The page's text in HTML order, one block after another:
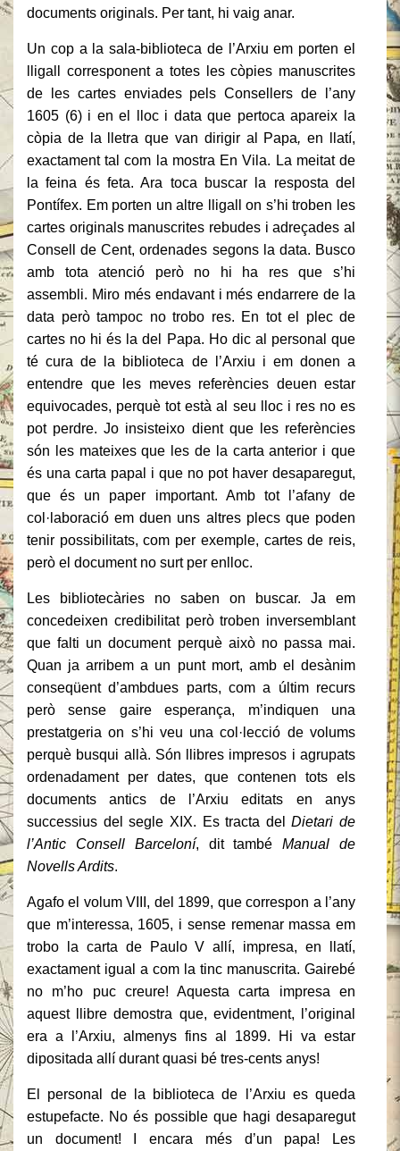
documents originals. Per tant, hi vaig anar.
Un cop a la sala-biblioteca de l’Arxiu em porten el
lligall corresponent a totes les còpies manuscrites
de les cartes enviades pels Consellers de l’any
1605 (6) i en el lloc i data que pertoca apareix la
còpia de la lletra que van dirigir al Papa,en llatí,
exactament tal com la mostra En Vila. La meitat de
la feina és feta. Ara toca buscar la resposta del
Pontífex. Em porten un altre lligall on s’hi troben les
cartes originals manuscrites rebudes i adreçades al
Consell de Cent, ordenades segons la data. Busco
amb tota atenció però no hi ha res que s’hi
assembli. Miro més endavant i més endarrere de la
data però tampoc no trobo res. En tot el plec de
cartes no hi és la del Papa. Ho dic al personal que
té cura de la biblioteca de l’Arxiu i em donen a
entendre que les meves referències deuen estar
equivocades, perquè tot està al seu lloc i res no es
pot perdre. Jo insisteixo dient que les referències
són les mateixes que les de la carta anterior i que
és una carta papal i que no pot haver desaparegut,
que és un paper important. Amb tot l’afany de
col·laboració em duen uns altres plecs que poden
tenir possibilitats, com per exemple, cartes de reis,
però el document no surt per enlloc.
Les bibliotecàries no saben on buscar. Ja em
concedeixen credibilitat però troben inversemblant
que falti un document perquè això no passa mai.
Quan ja arribem a un punt mort, amb el desànim
conseqüent d’ambdues parts, com a últim recurs
però sense gaire esperança, m’indiquen una
prestatgeria on s’hi veu una col·lecció de volums
perquè busqui allà. Són llibres impresos i agrupats
ordenadament per dates, que contenen tots els
documents antics de l’Arxiu editats en anys
successius del segle XIX. Es tracta delDietari de
l’Antic Consell Barceloní, dit tambéManual de
Novells Ardits.
Agafo el volum VIII, del 1899, que correspon a l’any
que m’interessa, 1605, i sense remenar massa em
trobo la carta de Paulo V allí, impresa, en llatí,
exactament igual a com la tinc manuscrita. Gairebé
no m’ho puc creure! Aquesta carta impresa en
aquest llibre demostra que, evidentment, l’original
era a l’Arxiu, almenys fins al 1899. Hi va estar
dipositada allí durant quasi bé tres-cents anys!
El personal de la biblioteca de l’Arxiu es queda
estupefacte. No és possible que hagi desaparegut
un document! I encara més d’un papa! Les